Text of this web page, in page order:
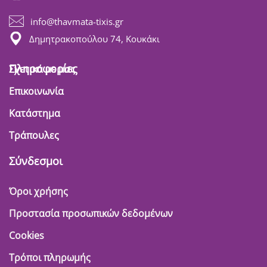
info@thavmata-tixis.gr
Δημητρακοπούλου 74, Κουκάκι
Πληροφορίες
Σχετικά με μας
Επικοινωνία
Κατάστημα
Τράπουλες
Σύνδεσμοι
Όροι χρήσης
Προστασία προσωπικών δεδομένων
Cookies
Τρόποι πληρωμής